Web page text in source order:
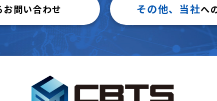
お問い合わせ その他、当社へ